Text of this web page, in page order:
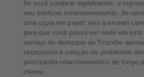
Se você comprar digitalmente, o
seu telefone instantaneamente. Se
uma cópia em papel, eles a enviam
para que você possa ver onde ela está
serviço de destaque da Ticombo
responsivo e solução de problemas
priorizando relacionamentos de longo
cliente.